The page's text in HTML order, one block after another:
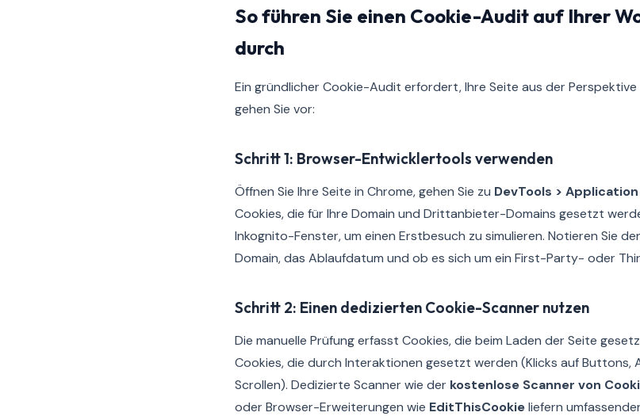
So führen Sie einen Cookie-Audit auf Ihrer
durch
Ein gründlicher Cookie-Audit erfordert, Ihre Seite aus der Perspektive
gehen Sie vor:
Schritt 1: Browser-Entwicklertools verwenden
Öffnen Sie Ihre Seite in Chrome, gehen Sie zu DevTools >
Cookies, die für Ihre Domain und Drittanbieter-Domains gesetzt
Inkognito-Fenster, um einen Erstbesuch zu simulieren. Notieren Sie
Domain, das Ablaufdatum und ob es sich um ein First-Party- oder
Schritt 2: Einen dedizierten Cookie-Scanner nutzen
Die manuelle Prüfung erfasst Cookies, die beim Laden der Seite
Cookies, die durch Interaktionen gesetzt werden (Klicks auf Buttons,
Scrollen). Dedizierte Scanner wie der kostenlose Scanner von
oder Browser-Erweiterungen wie EditThisCookieliefern